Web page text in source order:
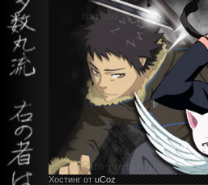
Хостинг от uCoz